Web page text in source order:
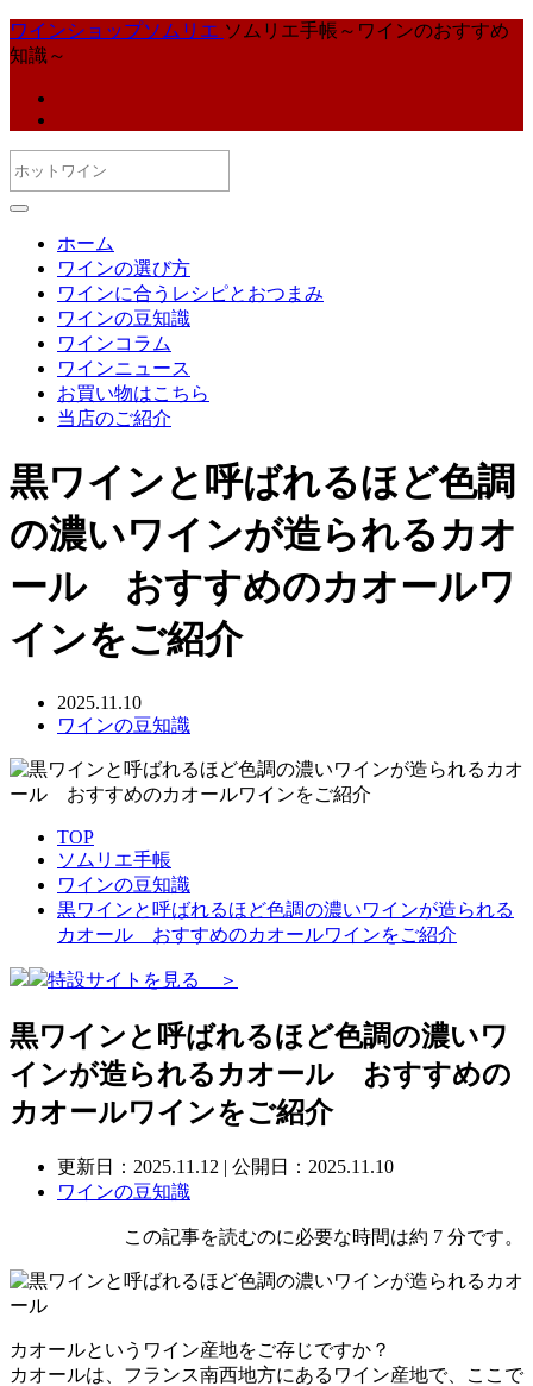
ワインショップソムリエ ソムリエ手帳～ワインのおすすめ
知識～
ホーム
ワインの選び方
ワインに合うレシピとおつまみ
ワインの豆知識
ワインコラム
ワインニュース
お買い物はこちら
当店のご紹介
黒ワインと呼ばれるほど色調
の濃いワインが造られるカオ
ール おすすめのカオールワ
インをご紹介
2025.11.10
ワインの豆知識
TOP
ソムリエ手帳
ワインの豆知識
黒ワインと呼ばれるほど色調の濃いワインが造られる
カオール おすすめのカオールワインをご紹介
特設サイトを見る ＞
黒ワインと呼ばれるほど色調の濃いワ
インが造られるカオール おすすめの
カオールワインをご紹介
更新日： 2025.11.12 | 公開日：2025.11.10
ワインの豆知識
この記事を読むのに必要な時間は約 7 分です。
カオールというワイン産地をご存じですか？
カオールは、フランス南西地方にあるワイン産地で、ここで